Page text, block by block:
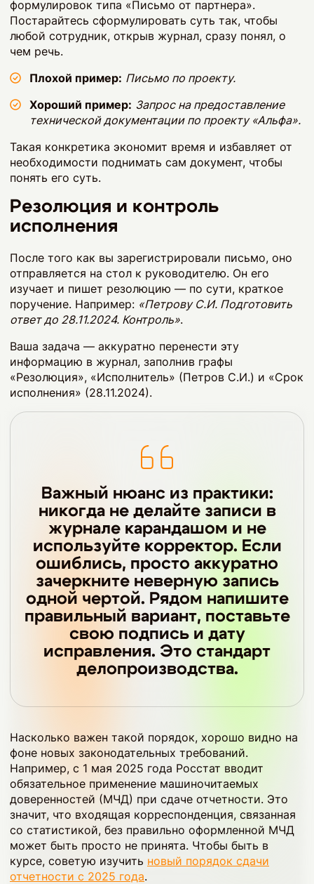
формулировок типа «Письмо от партнера».
Постарайтесь сформулировать суть так, чтобы
любой сотрудник, открыв журнал, сразу понял, о
чем речь.
Плохой пример: Письмо по проекту.
Хороший пример: Запрос на предоставление
технической документации по проекту «Альфа».
Такая конкретика экономит время и избавляет от
необходимости поднимать сам документ, чтобы
понять его суть.
Резолюция и контроль
исполнения
После того как вы зарегистрировали письмо, оно
отправляется на стол к руководителю. Он его
изучает и пишет резолюцию — по сути, краткое
поручение. Например: «Петрову С.И. Подготовить
ответ до 28.11.2024. Контроль».
Ваша задача — аккуратно перенести эту
информацию в журнал, заполнив графы
«Резолюция», «Исполнитель» (Петров С.И.) и «Срок
исполнения» (28.11.2024).
Важный нюанс из практики:
никогда не делайте записи в
журнале карандашом и не
используйте корректор. Если
ошиблись, просто аккуратно
зачеркните неверную запись
одной чертой. Рядом напишите
правильный вариант, поставьте
свою подпись и дату
исправления. Это стандарт
делопроизводства.
Насколько важен такой порядок, хорошо видно на
фоне новых законодательных требований.
Например, с 1 мая 2025 года Росстат вводит
обязательное применение машиночитаемых
доверенностей (МЧД) при сдаче отчетности. Это
значит, что входящая корреспонденция, связанная
со статистикой, без правильно оформленной МЧД
может быть просто не принята. Чтобы быть в
курсе, советую изучить новый порядок сдачи
отчетности с 2025 года.